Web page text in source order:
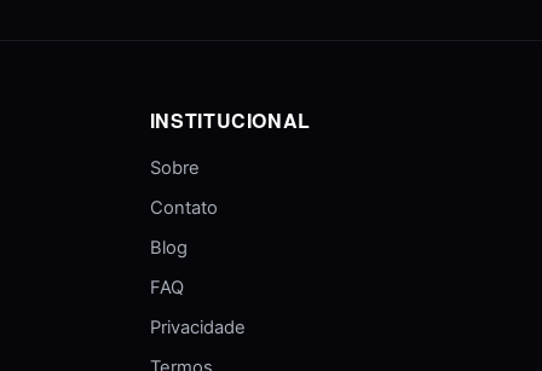
INSTITUCIONAL
Sobre
Contato
Blog
FAQ
Privacidade